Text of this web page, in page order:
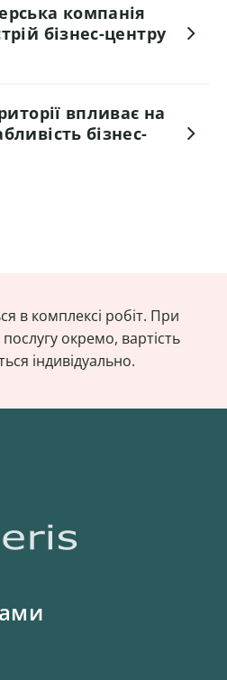
компанія
бізнес-центру
впливає на
бізнес-
в комплексі робіт. При
окремо, вартість
індивідуально.